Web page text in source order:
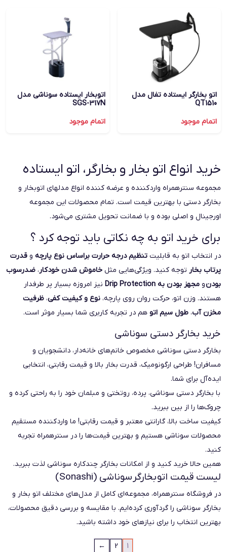
اتو بخارگر ایستاده تفال مدل
QT1510
اتمام موجود
اتوبخار ایستاده سوناشی مدل
SGS-317N
اتمام موجود
خرید انواع اتو بخار و بخارگر، اتو ایستاده
مجموعه سنترهمراه واردکننده و عرضه کننده انواع مدلهای اتوبخار و
بخارگر دستی با بهترین قیمت است. تمام محصولات این مجموعه
اورجینال و اصلی بوده و با ضمانت تحویل مشتری می‌شود.
برای خرید اتو به چه نکاتی باید توجه کرد ؟
در انتخاب اتو به قابلیت تنظیم درجه حرارت براساس نوع پارچه و قدرت
پرتاب بخار توجه کنید. ویژگی‌هایی مثل خاموش شدن خودکار، ضد‌رسوب
بودنو مجهز بودن به Drip Protection
نیز امروزه بسیار پر طرفدار
هستند. وزن اتو، حرکت روان روی پارچه، نوع و کیفیت کفی، ظرفیت
مخزن آب، طول سیم اتو هم در تجربه کاربری شما بسیار موثر است.
خرید بخارگر دستی سوناشی
بخارگر دستی سوناشی مخصوص خانم‌های خانه‌دار، دانشجویان و
مسافران! طراحی ارگونومیک، قدرت بخار بالا و قیمت رقابتی، انتخابی
ایده‌آل برای شما.
با بخارگر دستی سوناشی، پرده، روتختی و مبلمان خود را به راحتی کرده و
چروک‌ها را از بین ببرید.
کیفیت ساخت بالا، گارانتی معتبر و قیمت رقابتی! ما واردکننده مستقیم
محصولات سوناشی هستیم و بهترین قیمت‌ها را در سنترهمراه تجربه
کنید.
همین حالا خرید کنید و از امکانات بخارگر چندکاره سوناشی لذت ببرید.
لیست قیمت اتوبخارگرسوناشی (Sonashi)
در فروشگاه سنترهمراه، مجموعه‌ای کامل از مدل‌های مختلف اتو بخار و
بخارگر سوناشی را گردآوری کرده‌ایم. با مقایسه و بررسی دقیق محصولات،
بهترین انتخاب را برای نیازهای خود داشته باشید.
1
2
←